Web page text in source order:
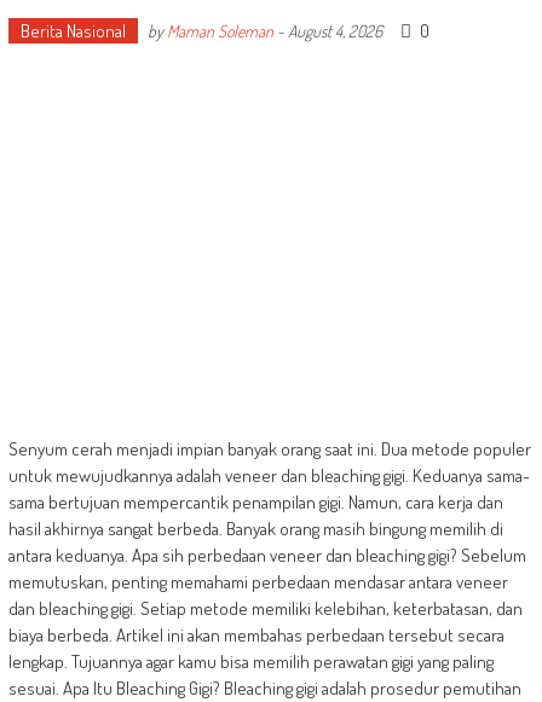
Berita Nasional byMaman Soleman- August 4, 2026 0
Senyum cerah menjadi impian banyak orang saat ini. Dua metode populer
untuk mewujudkannya adalah veneer dan bleaching gigi. Keduanya sama-
sama bertujuan mempercantik penampilan gigi. Namun, cara kerja dan
hasil akhirnya sangat berbeda. Banyak orang masih bingung memilih di
antara keduanya. Apa sih perbedaan veneer dan bleaching gigi? Sebelum
memutuskan, penting memahami perbedaan mendasar antara veneer
dan bleaching gigi. Setiap metode memiliki kelebihan, keterbatasan, dan
biaya berbeda. Artikel ini akan membahas perbedaan tersebut secara
lengkap. Tujuannya agar kamu bisa memilih perawatan gigi yang paling
sesuai. Apa Itu Bleaching Gigi? Bleaching gigi adalah prosedur pemutihan